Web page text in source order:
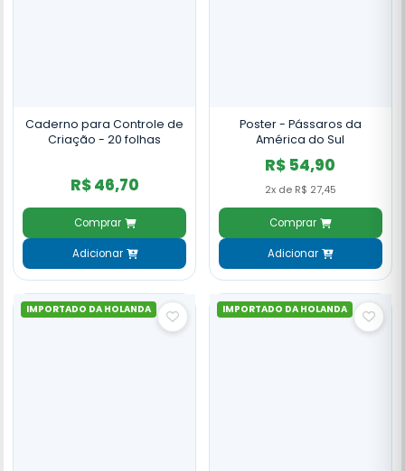
Caderno para Controle de
Criação - 20 folhas
R$ 46,70
Comprar
Adicionar
Poster - Pássaros da
América do Sul
R$ 54,90
2x de R$ 27,45
Comprar
Adicionar
IMPORTADO DA HOLANDA IMPORTADO DA HOLANDA